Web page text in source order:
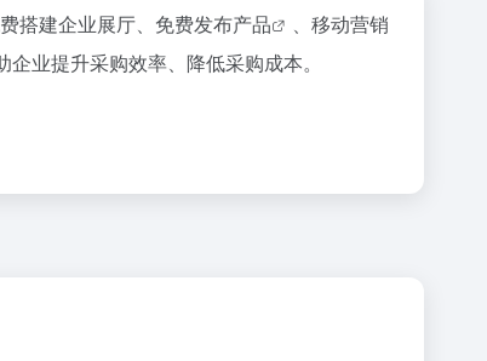
搭建企业展厅、 免费发布产品
、移动营销
业提升采购效率、降低采购成本。